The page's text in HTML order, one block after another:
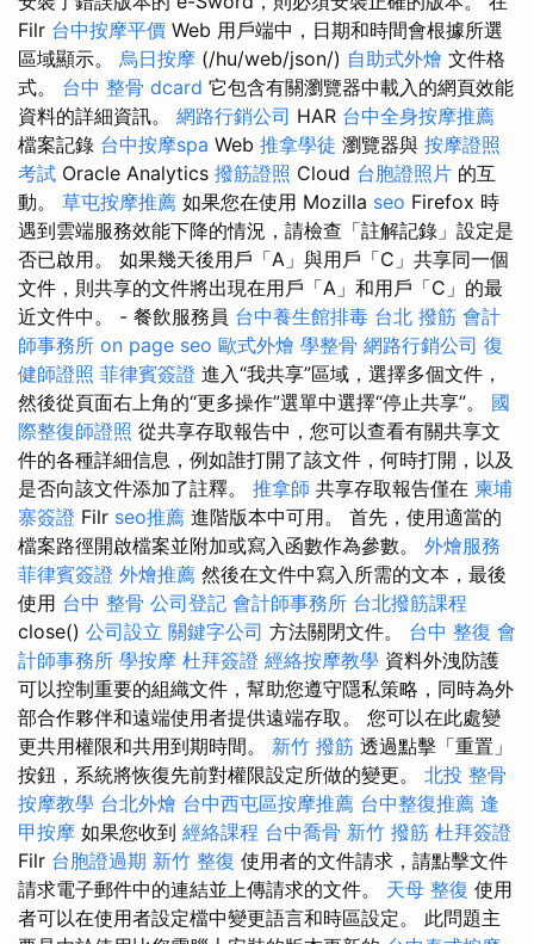
Filr 台中按摩平價 Web 用戶端中，日期和時間會根據所選
區域顯示。 烏日按摩 (/hu/web/json/) 自助式外燴 文件格
式。 台中 整骨 dcard 它包含有關瀏覽器中載入的網頁效能
資料的詳細資訊。 網路行銷公司 HAR 台中全身按摩推薦
檔案記錄 台中按摩spa Web 推拿學徒 瀏覽器與 按摩證照
考試 Oracle Analytics 撥筋證照 Cloud 台胞證照片 的互
動。 草屯按摩推薦 如果您在使用 Mozilla seo Firefox 時
遇到雲端服務效能下降的情況，請檢查「註解記錄」設定是
否已啟用。 如果幾天後用戶「A」與用戶「C」共享同一個
文件，則共享的文件將出現在用戶「A」和用戶「C」的最
近文件中。 - 餐飲服務員 台中養生館排毒 台北 撥筋 會計
師事務所 on page seo 歐式外燴 學整骨 網路行銷公司 復
健師證照 菲律賓簽證 進入“我共享”區域，選擇多個文件，
然後從頁面右上角的“更多操作”選單中選擇“停止共享”。 國
際整復師證照 從共享存取報告中，您可以查看有關共享文
件的各種詳細信息，例如誰打開了該文件，何時打開，以及
是否向該文件添加了註釋。 推拿師 共享存取報告僅在 柬埔
寨簽證 Filr seo推薦 進階版本中可用。 首先，使用適當的
檔案路徑開啟檔案並附加或寫入函數作為參數。 外燴服務
菲律賓簽證 外燴推薦 然後在文件中寫入所需的文本，最後
使用 台中 整骨 公司登記 會計師事務所 台北撥筋課程
close() 公司設立 關鍵字公司 方法關閉文件。 台中 整復 會
計師事務所 學按摩 杜拜簽證 經絡按摩教學 資料外洩防護
可以控制重要的組織文件，幫助您遵守隱私策略，同時為外
部合作夥伴和遠端使用者提供遠端存取。 您可以在此處變
更共用權限和共用到期時間。 新竹 撥筋 透過點擊「重置」
按鈕，系統將恢復先前對權限設定所做的變更。 北投 整骨
按摩教學 台北外燴 台中西屯區按摩推薦 台中整復推薦 逢
甲按摩 如果您收到 經絡課程 台中喬骨 新竹 撥筋 杜拜簽證
Filr 台胞證過期 新竹 整復 使用者的文件請求，請點擊文件
請求電子郵件中的連結並上傳請求的文件。 天母 整復 使用
者可以在使用者設定檔中變更語言和時區設定。 此問題主